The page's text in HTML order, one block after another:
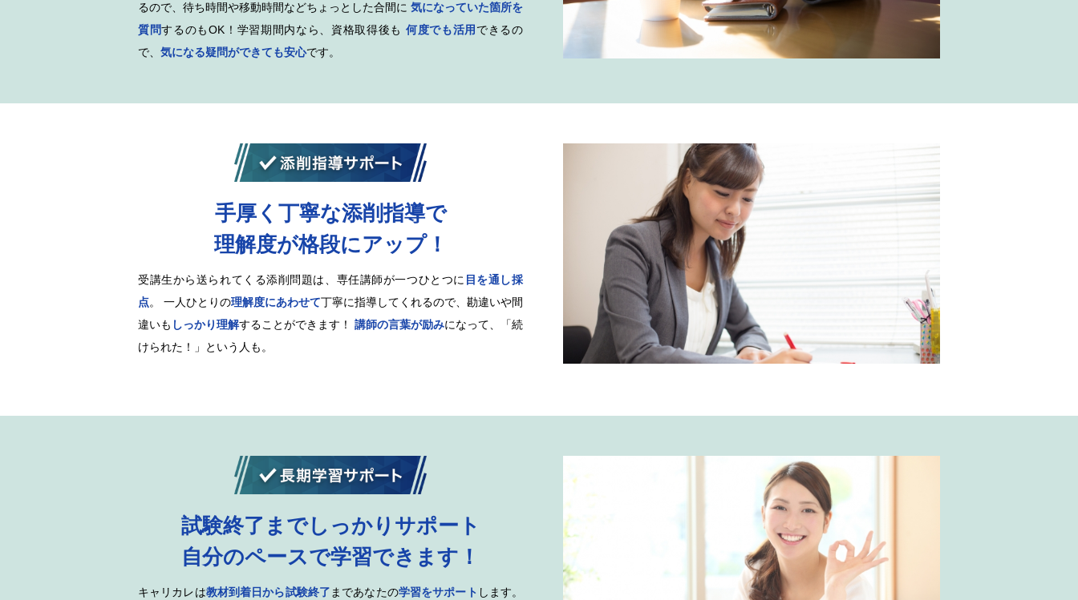
るので、待ち時間や移動時間などちょっとした合間に 気になっていた箇所を
質問するのもOK！学習期間内なら、資格取得後も 何度でも活用 できるの
で、 気になる疑問ができても安心です。
手厚く丁寧な添削指導で
理解度が格段にアップ！
受講生から送られてくる添削問題は、専任講師が一つひとつに 目を通し採
点。 一人ひとりの理解度にあわせて丁寧に指導してくれるので、勘違いや間
違いも しっかり理解することができます！ 講師の言葉が励みになって、「続
けられた！」という人も。
試験終了までしっかりサポート
自分のペースで学習できます！
キャリカレは教材到着日から試験終了まであなたの学習をサポート します。